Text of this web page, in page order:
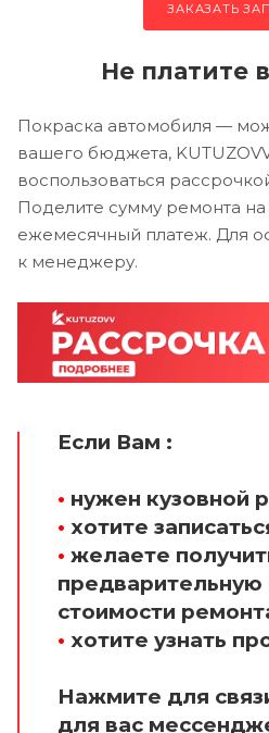
ЗАКАЗАТЬ
Не платите
Покраска автомобиля —
вашего бюджета,
воспользоваться
Поделите сумму ремонта на
ежемесячный платеж. Для
к менеджеру.
Если Вам :
• нужен кузовной
• хотите
• желаете
предварительную
стоимости
• хотите узнать
Нажмите для
для вас